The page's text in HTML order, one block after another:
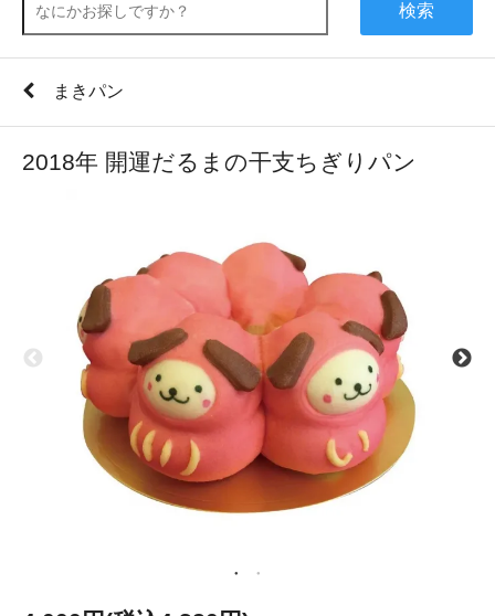
検索
まきパン
2018年 開運だるまの干支ちぎりパン